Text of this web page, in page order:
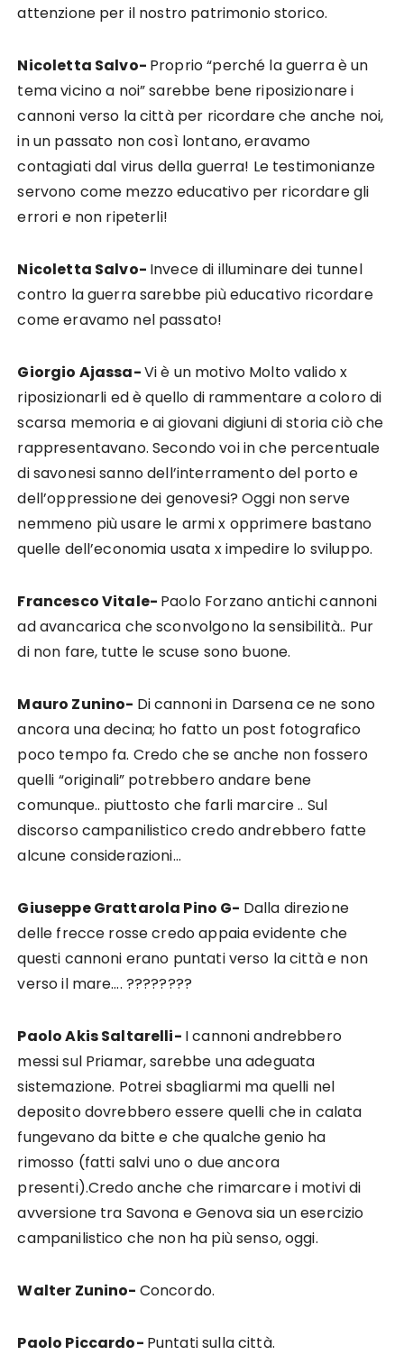
attenzione per il nostro patrimonio storico.
Nicoletta Salvo- Proprio “perché la guerra è un
tema vicino a noi” sarebbe bene riposizionare i
cannoni verso la città per ricordare che anche noi,
in un passato non così lontano, eravamo
contagiati dal virus della guerra! Le testimonianze
servono come mezzo educativo per ricordare gli
errori e non ripeterli!
Nicoletta Salvo- Invece di illuminare dei tunnel
contro la guerra sarebbe più educativo ricordare
come eravamo nel passato!
Giorgio Ajassa-Vi è un motivo Molto valido x
riposizionarli ed è quello di rammentare a coloro di
scarsa memoria e ai giovani digiuni di storia ciò che
rappresentavano. Secondo voi in che percentuale
di savonesi sanno dell’interramento del porto e
dell’oppressione dei genovesi? Oggi non serve
nemmeno più usare le armi x opprimere bastano
quelle dell’economia usata x impedire lo sviluppo.
Francesco Vitale- Paolo Forzano antichi cannoni
ad avancarica che sconvolgono la sensibilità.. Pur
di non fare, tutte le scuse sono buone.
Mauro Zunino- Di cannoni in Darsena ce ne sono
ancora una decina; ho fatto un post fotografico
poco tempo fa. Credo che se anche non fossero
quelli “originali” potrebbero andare bene
comunque.. piuttosto che farli marcire .. Sul
discorso campanilistico credo andrebbero fatte
alcune considerazioni…
Giuseppe Grattarola Pino G- Dalla direzione
delle frecce rosse credo appaia evidente che
questi cannoni erano puntati verso la città e non
verso il mare…. ????????
Paolo Akis Saltarelli- I cannoni andrebbero
messi sul Priamar, sarebbe una adeguata
sistemazione. Potrei sbagliarmi ma quelli nel
deposito dovrebbero essere quelli che in calata
fungevano da bitte e che qualche genio ha
rimosso (fatti salvi uno o due ancora
presenti).Credo anche che rimarcare i motivi di
avversione tra Savona e Genova sia un esercizio
campanilistico che non ha più senso, oggi.
Walter Zunino- Concordo.
Paolo Piccardo- Puntati sulla città.